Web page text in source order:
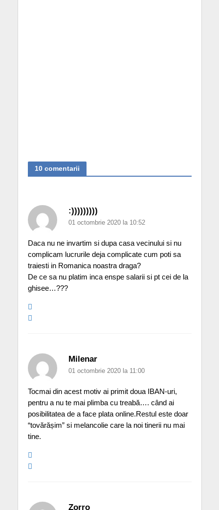
10 comentarii
:)))))))))
01 octombrie 2020 la 10:52
Daca nu ne invartim si dupa casa vecinului si nu
complicam lucrurile deja complicate cum poti sa
traiesti in Romanica noastra draga?
De ce sa nu platim inca enspe salarii si pt cei de la
ghisee…???
Milenar
01 octombrie 2020 la 11:00
Tocmai din acest motiv ai primit doua IBAN-uri,
pentru a nu te mai plimba cu treabă…. când ai
posibilitatea de a face plata online.Restul este doar
“tovărășim” si melancolie care la noi tinerii nu mai
tine.
Zorro